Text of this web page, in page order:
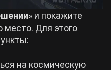
» и покажите
место. Для этого
на космическую